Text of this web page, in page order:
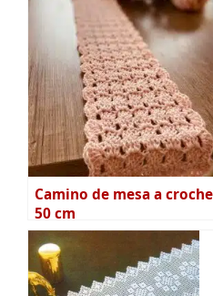
Camino de mesa a
50 cm